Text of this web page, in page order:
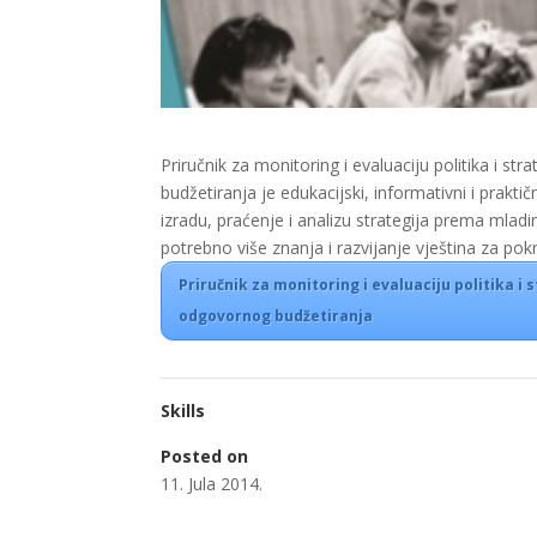
Priručnik za monitoring i evaluaciju politika i
budžetiranja je edukacijski, informativni i
izradu, praćenje i analizu strategija prema
potrebno više znanja i razvijanje vještina za
Priručnik za monitoring i evaluaciju politika i
odgovornog budžetiranja
Skills
Posted on
11. Jula 2014.